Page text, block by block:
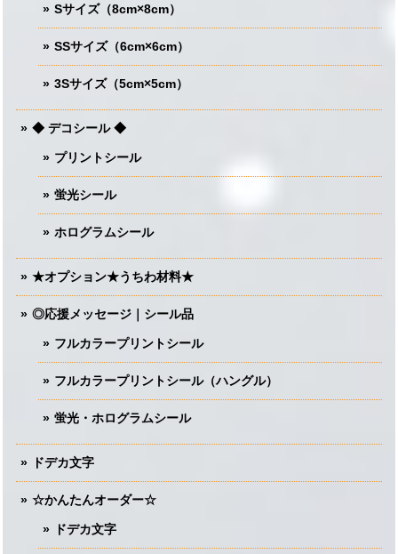
Sサイズ（8cm×8cm）
SSサイズ（6cm×6cm）
3Sサイズ（5cm×5cm）
◆ デコシール ◆
プリントシール
蛍光シール
ホログラムシール
★オプション★うちわ材料★
◎応援メッセージ｜シール品
フルカラープリントシール
フルカラープリントシール（ハングル）
蛍光・ホログラムシール
ドデカ文字
☆かんたんオーダー☆
ドデカ文字